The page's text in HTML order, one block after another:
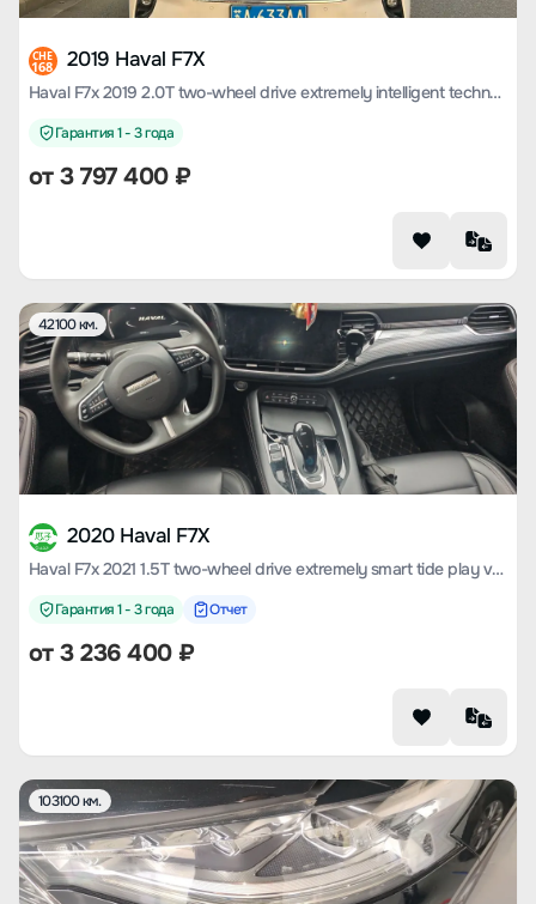
CHE
168 2019 Haval F7X
Haval F7x 2019 2.0T two-wheel drive extremely intelligent technology version
Гарантия 1 - 3 года
от3 797 400₽
42100 км.
2020 Haval F7X
Haval F7x 2021 1.5T two-wheel drive extremely smart tide play version
Гарантия 1 - 3 года Отчет
от3 236 400₽
103100 км.